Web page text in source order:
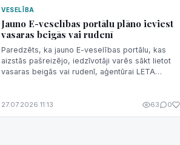
VESELĪBA
Jauno E-veselības portālu plāno ieviest
vasaras beigās vai rudenī
Paredzēts, ka jauno E-veselības portālu, kas
aizstās pašreizējo, iedzīvotāji varēs sākt lietot
vasaras beigās vai rudenī, aģentūrai LETA
27.07.2026 11:13 63 0